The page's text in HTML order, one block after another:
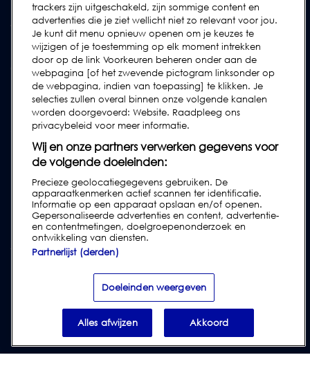
Neem contact met ons op
Verzoek Voor Ondersteuning Indienen
Gebruikershandleidingen
Industrierichtlijnen
Legacy Producten
Subscribe to our Newsletter
Privacy & Cookies|Disclaimer|Klantenvoorwaarden
|Modern Slavery Act Transparency Statement
Report Code of Conduct Violation
© 2026 Loma Systems - A Division of ITW
trackers zijn uitgeschakeld, zijn sommige content en
advertenties die je ziet wellicht niet zo relevant voor jou.
Je kunt dit menu opnieuw openen om je keuzes te
wijzigen of je toestemming op elk moment intrekken
door op de link Voorkeuren beheren onder aan de
webpagina [of het zwevende pictogram linksonder op
de webpagina, indien van toepassing] te klikken. Je
selecties zullen overal binnen onze volgende kanalen
worden doorgevoerd: Website. Raadpleeg ons
privacybeleid voor meer informatie.
Wij en onze partners verwerken gegevens voor
de volgende doeleinden:
Precieze geolocatiegegevens gebruiken. De
apparaatkenmerken actief scannen ter identificatie.
Informatie op een apparaat opslaan en/of openen.
Gepersonaliseerde advertenties en content, advertentie-
en contentmetingen, doelgroepenonderzoek en
ontwikkeling van diensten.
Partnerlijst (derden)
Doeleinden weergeven
Alles afwijzen Akkoord